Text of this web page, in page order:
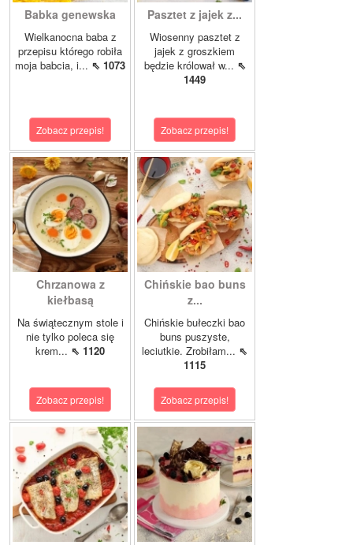
Babka genewska
Wielkanocna baba z
przepisu którego robiła
moja babcia, i... ⇖ 1073
Zobacz przepis!
Pasztet z jajek z...
Wiosenny pasztet z
jajek z groszkiem
będzie królował w... ⇖
1449
Zobacz przepis!
Chrzanowa z
kiełbasą
Na świątecznym stole i
nie tylko poleca się
krem... ⇖ 1120
Zobacz przepis!
Chińskie bao buns
z...
Chińskie bułeczki bao
buns puszyste,
leciutkie. Zrobiłam... ⇖
1115
Zobacz przepis!